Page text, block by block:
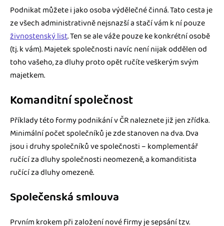
Podnikat můžete i jako osoba výdělečné činná. Tato cesta je
ze všech administrativně nejsnazší a stačí vám k ní pouze
živnostenský list. Ten se ale váže pouze ke konkrétní osobě
(tj. k vám). Majetek společnosti navíc není nijak oddělen od
toho vašeho, za dluhy proto opět ručíte veškerým svým
majetkem.
Komanditní společnost
Příklady této formy podnikání v ČR naleznete již jen zřídka.
Minimální počet společníků je zde stanoven na dva. Dva
jsou i druhy společníků ve společnosti – komplementář
ručící za dluhy společnosti neomezeně, a komanditista
ručící za dluhy omezeně.
Společenská smlouva
Prvním krokem při založení nové firmy je sepsání tzv.